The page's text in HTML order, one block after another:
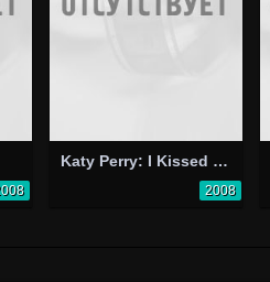
Katy Perry: I Kissed a Girl
2008